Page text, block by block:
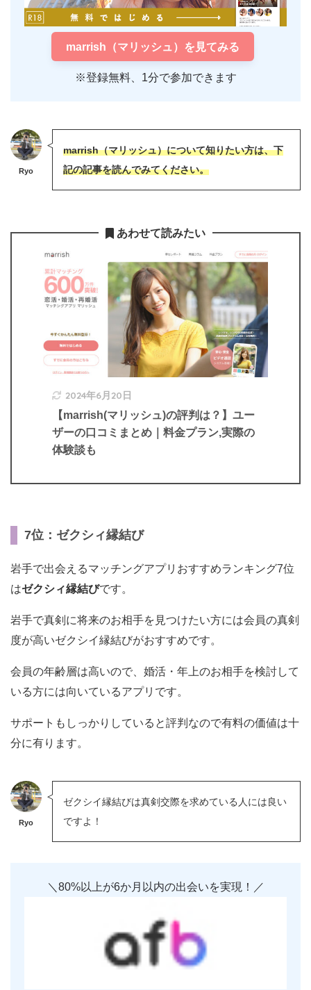
marrish（マリッシュ）を見てみる
※登録無料、1分で参加できます
Ryo
marrish（マリッシュ）について知りたい方は、下
記の記事を読んでみてください。
あわせて読みたい
2024年6月20日
【marrish(マリッシュ)の評判は？】ユー
ザーの口コミまとめ｜料金プラン,実際の
体験談も
7位：ゼクシィ縁結び
岩手で出会えるマッチングアプリおすすめランキング7位
はゼクシィ縁結びです。
岩手で真剣に将来のお相手を見つけたい方には会員の真剣
度が高いゼクシイ縁結びがおすすめです。
会員の年齢層は高いので、婚活・年上のお相手を検討して
いる方には向いているアプリです。
サポートもしっかりしていると評判なので有料の価値は十
分に有ります。
Ryo
ゼクシイ縁結びは真剣交際を求めている人には良い
ですよ！
＼80%以上が6か月以内の出会いを実現！／